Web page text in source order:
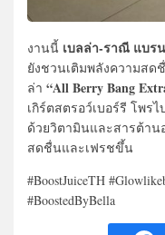
งานนี้ เบลล่า-ราณี แบร
ยังชวนเติมพลังความสด
ล่า “All Berry Bang
เกิร์ตสตรอว์เบอร์รี โพร
ด้วยวิตามินและสารต้าน
สดชื่นและเฟรชขึ้น
#BoostJuiceTH
#BoostedByBella